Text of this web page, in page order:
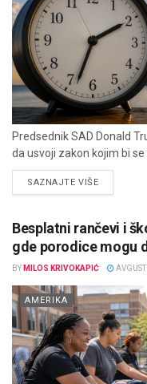
Predsednik SAD Donald
da usvoji zakon kojim bi
SAZNAJTE VIŠEDETAILS
Besplatni rančevi i
gde porodice mogu
BY MILOS KRIVOKAPIĆ
AMERIKA